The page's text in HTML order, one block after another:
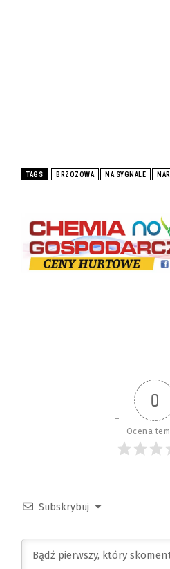
TAGS BRZOZOWA NA SYGNALE
0
Ocena
Subskrybuj